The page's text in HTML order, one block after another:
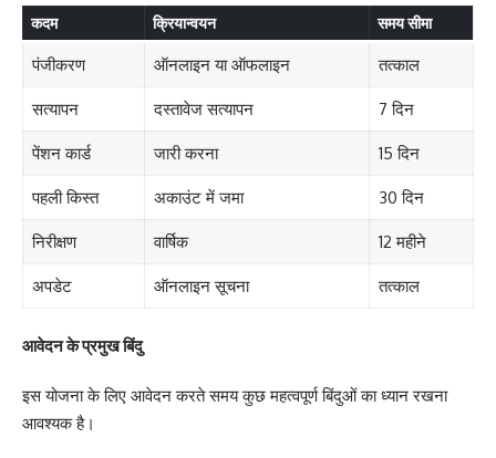
कदम क्रियान्वयन समय सीमा
पंजीकरण ऑनलाइन या ऑफलाइन तत्काल
सत्यापन दस्तावेज सत्यापन 7 दिन
पेंशन कार्ड जारी करना 15 दिन
पहली किस्त अकाउंट में जमा 30 दिन
निरीक्षण वार्षिक 12 महीने
अपडेट ऑनलाइन सूचना तत्काल
आवेदन के प्रमुख बिंदु
इस योजना के लिए आवेदन करते समय कुछ महत्वपूर्ण बिंदुओं का ध्यान रखना
आवश्यक है।